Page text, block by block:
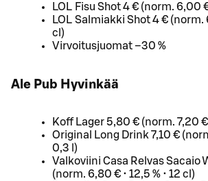
LOL Fisu Shot 4 € (norm. 6,00 €
LOL Salmiakki Shot 4 € (norm.
cl)
Virvoitusjuomat –30 %
Ale Pub Hyvinkää
Koff Lager 5,80 € (norm. 7,20 €
Original Long Drink 7,10 €
0,3 l)
Valkoviini Casa Relvas Sacaio
(norm. 6,80 € • 12,5 % • 12 cl)